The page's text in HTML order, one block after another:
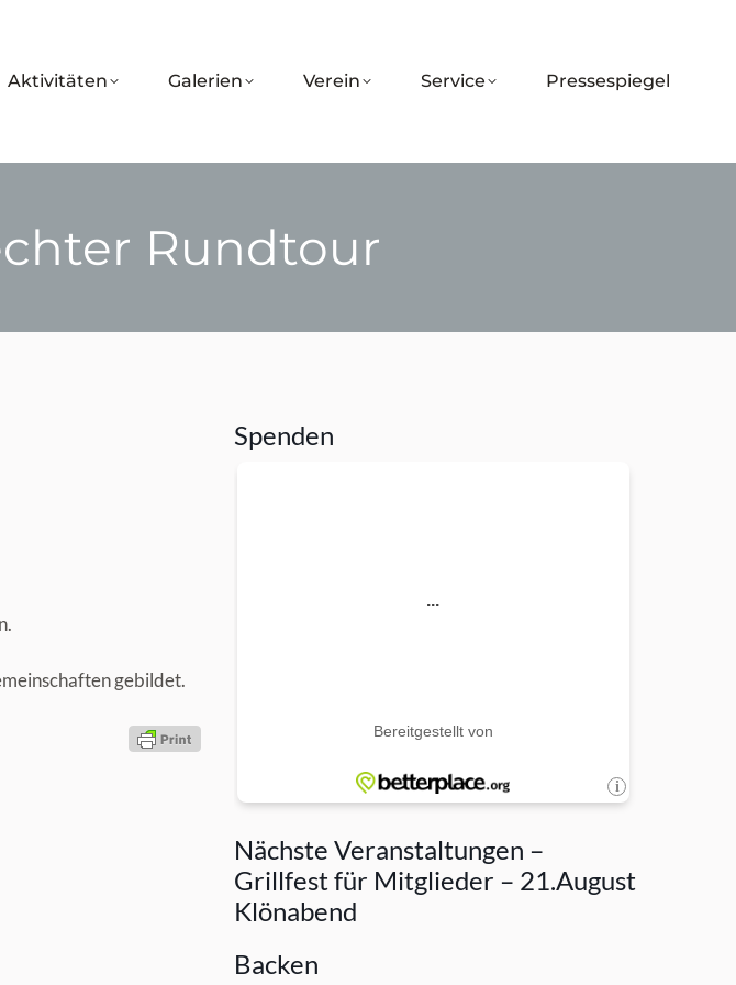
Aktivitäten Galerien Verein Service Pressespiegel
Rundtour
gebildet.
Spenden
Nächste Veranstaltungen –
Grillfest für Mitglieder – 21.August
Klönabend
Backen